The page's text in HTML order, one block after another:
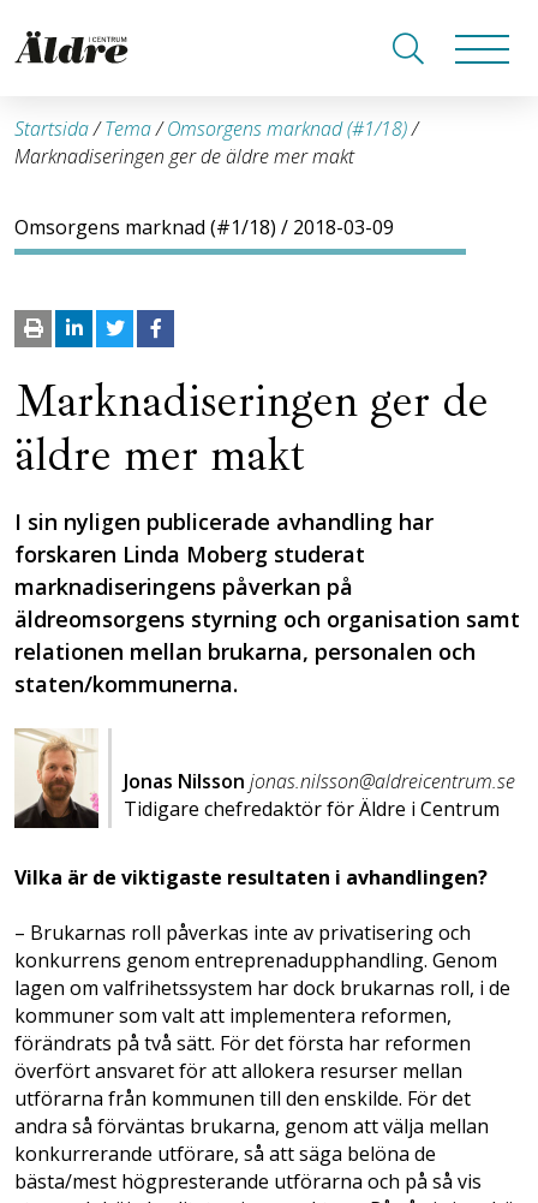
Startsida/Tema/Omsorgens marknad (#1/18)/
Marknadiseringen ger de äldre mer makt
Omsorgens marknad (#1/18) / 2018-03-09
Marknadiseringen ger de
äldre mer makt
I sin nyligen publicerade avhandling har
forskaren Linda Moberg studerat
marknadiseringens påverkan på
äldreomsorgens styrning och organisation samt
relationen mellan brukarna, personalen och
staten/kommunerna.
Jonas Nilsson jonas.nilsson@aldreicentrum.se
Tidigare chefredaktör för Äldre i Centrum
Vilka är de viktigaste resultaten i avhandlingen?
– Brukarnas roll påverkas inte av privatisering och
konkurrens genom entreprenadupphandling. Genom
lagen om valfrihetssystem har dock brukarnas roll, i de
kommuner som valt att implementera reformen,
förändrats på två sätt. För det första har reformen
överfört ansvaret för att allokera resurser mellan
utförarna från kommunen till den enskilde. För det
andra så förväntas brukarna, genom att välja mellan
konkurrerande utförare, så att säga belöna de
bästa/mest högpresterande utförarna och på så vis